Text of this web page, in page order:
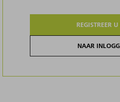
REGISTREER
NAAR